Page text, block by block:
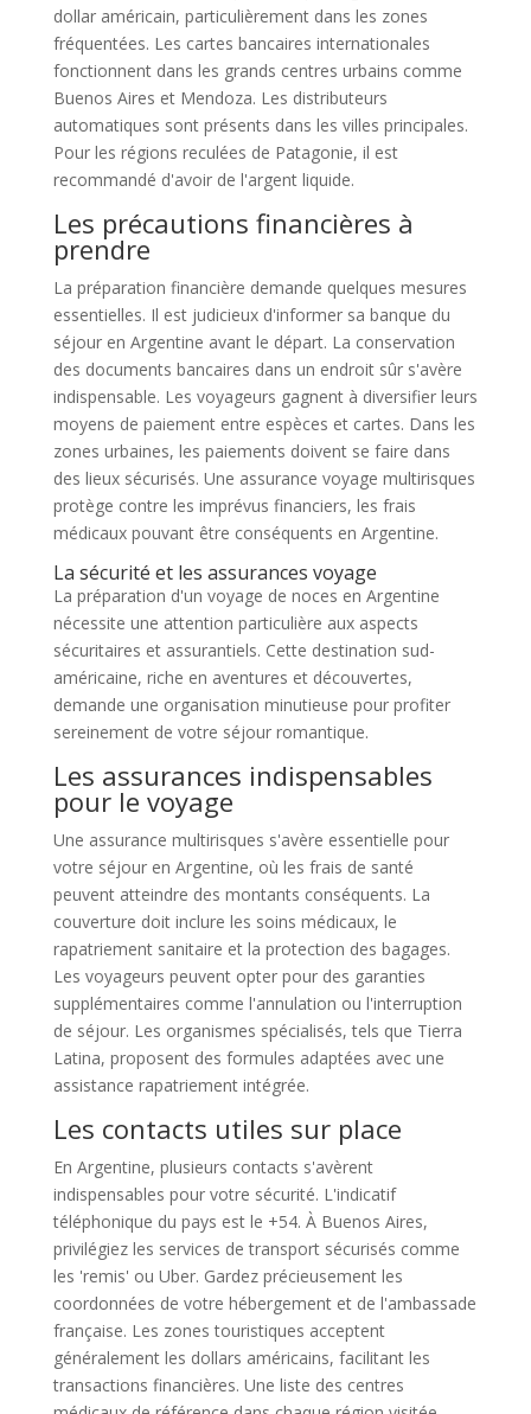
dollar américain, particulièrement dans les zones
fréquentées. Les cartes bancaires internationales
fonctionnent dans les grands centres urbains comme
Buenos Aires et Mendoza. Les distributeurs
automatiques sont présents dans les villes principales.
Pour les régions reculées de Patagonie, il est
recommandé d'avoir de l'argent liquide.
Les précautions financières à
prendre
La préparation financière demande quelques mesures
essentielles. Il est judicieux d'informer sa banque du
séjour en Argentine avant le départ. La conservation
des documents bancaires dans un endroit sûr s'avère
indispensable. Les voyageurs gagnent à diversifier leurs
moyens de paiement entre espèces et cartes. Dans les
zones urbaines, les paiements doivent se faire dans
des lieux sécurisés. Une assurance voyage multirisques
protège contre les imprévus financiers, les frais
médicaux pouvant être conséquents en Argentine.
La sécurité et les assurances voyage
La préparation d'un voyage de noces en Argentine
nécessite une attention particulière aux aspects
sécuritaires et assurantiels. Cette destination sud-
américaine, riche en aventures et découvertes,
demande une organisation minutieuse pour profiter
sereinement de votre séjour romantique.
Les assurances indispensables
pour le voyage
Une assurance multirisques s'avère essentielle pour
votre séjour en Argentine, où les frais de santé
peuvent atteindre des montants conséquents. La
couverture doit inclure les soins médicaux, le
rapatriement sanitaire et la protection des bagages.
Les voyageurs peuvent opter pour des garanties
supplémentaires comme l'annulation ou l'interruption
de séjour. Les organismes spécialisés, tels que Tierra
Latina, proposent des formules adaptées avec une
assistance rapatriement intégrée.
Les contacts utiles sur place
En Argentine, plusieurs contacts s'avèrent
indispensables pour votre sécurité. L'indicatif
téléphonique du pays est le +54. À Buenos Aires,
privilégiez les services de transport sécurisés comme
les 'remis' ou Uber. Gardez précieusement les
coordonnées de votre hébergement et de l'ambassade
française. Les zones touristiques acceptent
généralement les dollars américains, facilitant les
transactions financières. Une liste des centres